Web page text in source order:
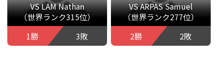
VS LAM Nathan
（世界ランク315位）
1勝
3敗
VS ARPAS Samuel
（世界ランク277位）
2勝
2敗